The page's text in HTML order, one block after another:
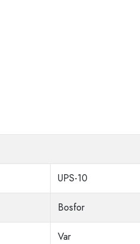
UPS-10
Bosfor
Var